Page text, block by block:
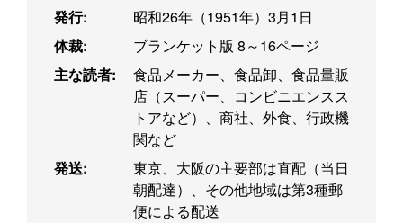
発行:
昭和26年（1951年）3月1日
体裁:
ブランケット版 8～16ページ
主な読者:
食品メーカー、食品卸、食品量販
店（スーパー、コンビニエンスス
トアなど）、商社、外食、行政機
関など
発送:
東京、大阪の主要部は直配（当日
朝配達）、その他地域は第3種郵
便による配送